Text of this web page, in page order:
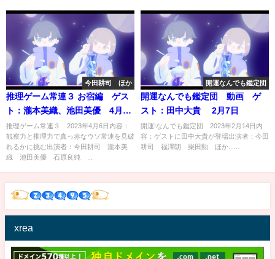
今田耕司 ほか
推理ゲーム常連３ お宿編 ゲス
ト：瀧本美織、池田美優 4月6
日
推理ゲーム常連３ 2023年4月6日内容：
観察力と推理力で真っ赤なウソ常連を見破
れるかに挑む出演者：今田耕司 瀧本美
織 池田美優 石原良純 ...
開運なんでも鑑定団
開運なんでも鑑定団 動画 ゲ
スト：田中大貴 2月7日
開運!なんでも鑑定団 2023年2月14日内
容：ゲストに田中大貴が登場出演者：今田
耕司 福澤朗 柴田勲 ほか......
xrea